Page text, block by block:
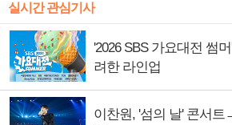
실시간 관심기사
'2026 SBS 가요대전 썸
려한 라인업
이찬원, '섬의 날' 콘서